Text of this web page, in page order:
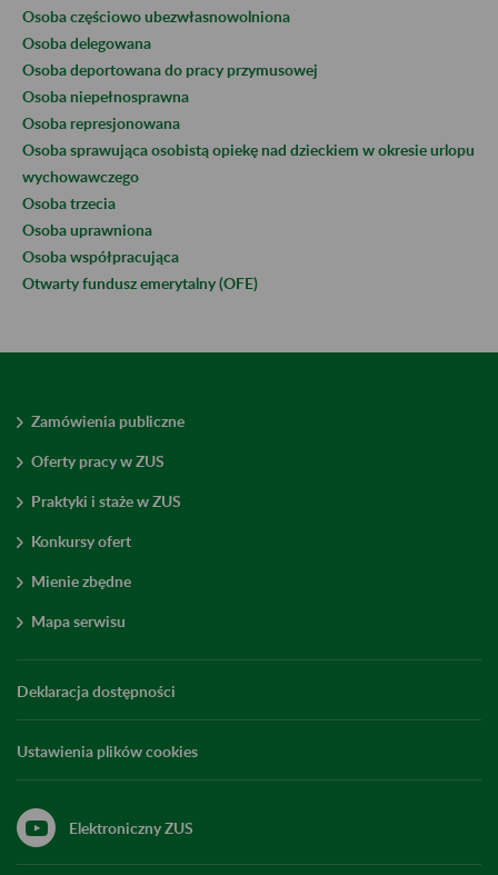
Osoba częściowo ubezwłasnowolniona
Osoba delegowana
Osoba deportowana do pracy przymusowej
Osoba niepełnosprawna
Osoba represjonowana
Osoba sprawująca osobistą opiekę nad dzieckiem w okresie urlopu
wychowawczego
Osoba trzecia
Osoba uprawniona
Osoba współpracująca
Otwarty fundusz emerytalny (OFE)
Zamówienia publiczne
Oferty pracy w ZUS
Praktyki i staże w ZUS
Konkursy ofert
Mienie zbędne
Mapa serwisu
Deklaracja dostępności
Ustawienia plików cookies
Elektroniczny ZUS